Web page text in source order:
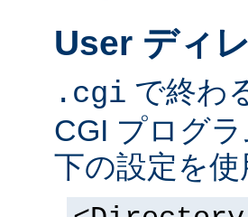
User ディ
.cgi で終わ
CGI プログ
下の設定を